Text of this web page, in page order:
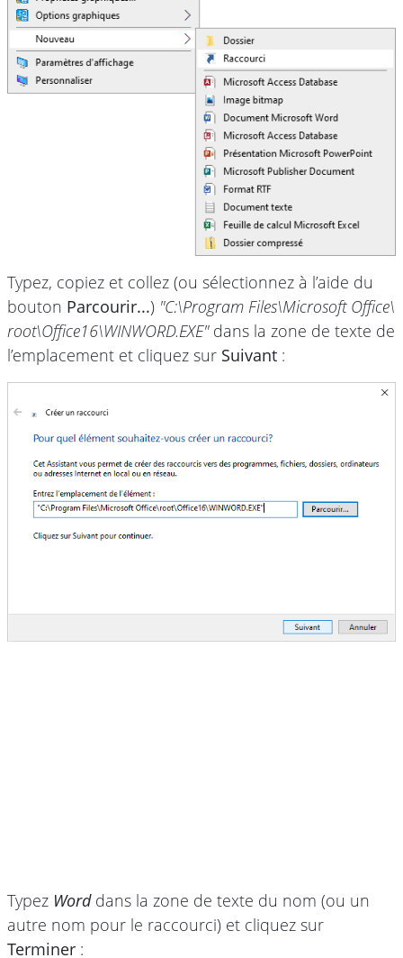
Typez, copiez et collez (ou sélectionnez à l’aide du
bouton Parcourir...) "C:\Program Files\Microsoft Office\
root\Office16\WINWORD.EXE"dans la zone de texte de
l’emplacement et cliquez sur Suivant :
Typez Worddans la zone de texte du nom (ou un
autre nom pour le raccourci) et cliquez sur
Terminer :